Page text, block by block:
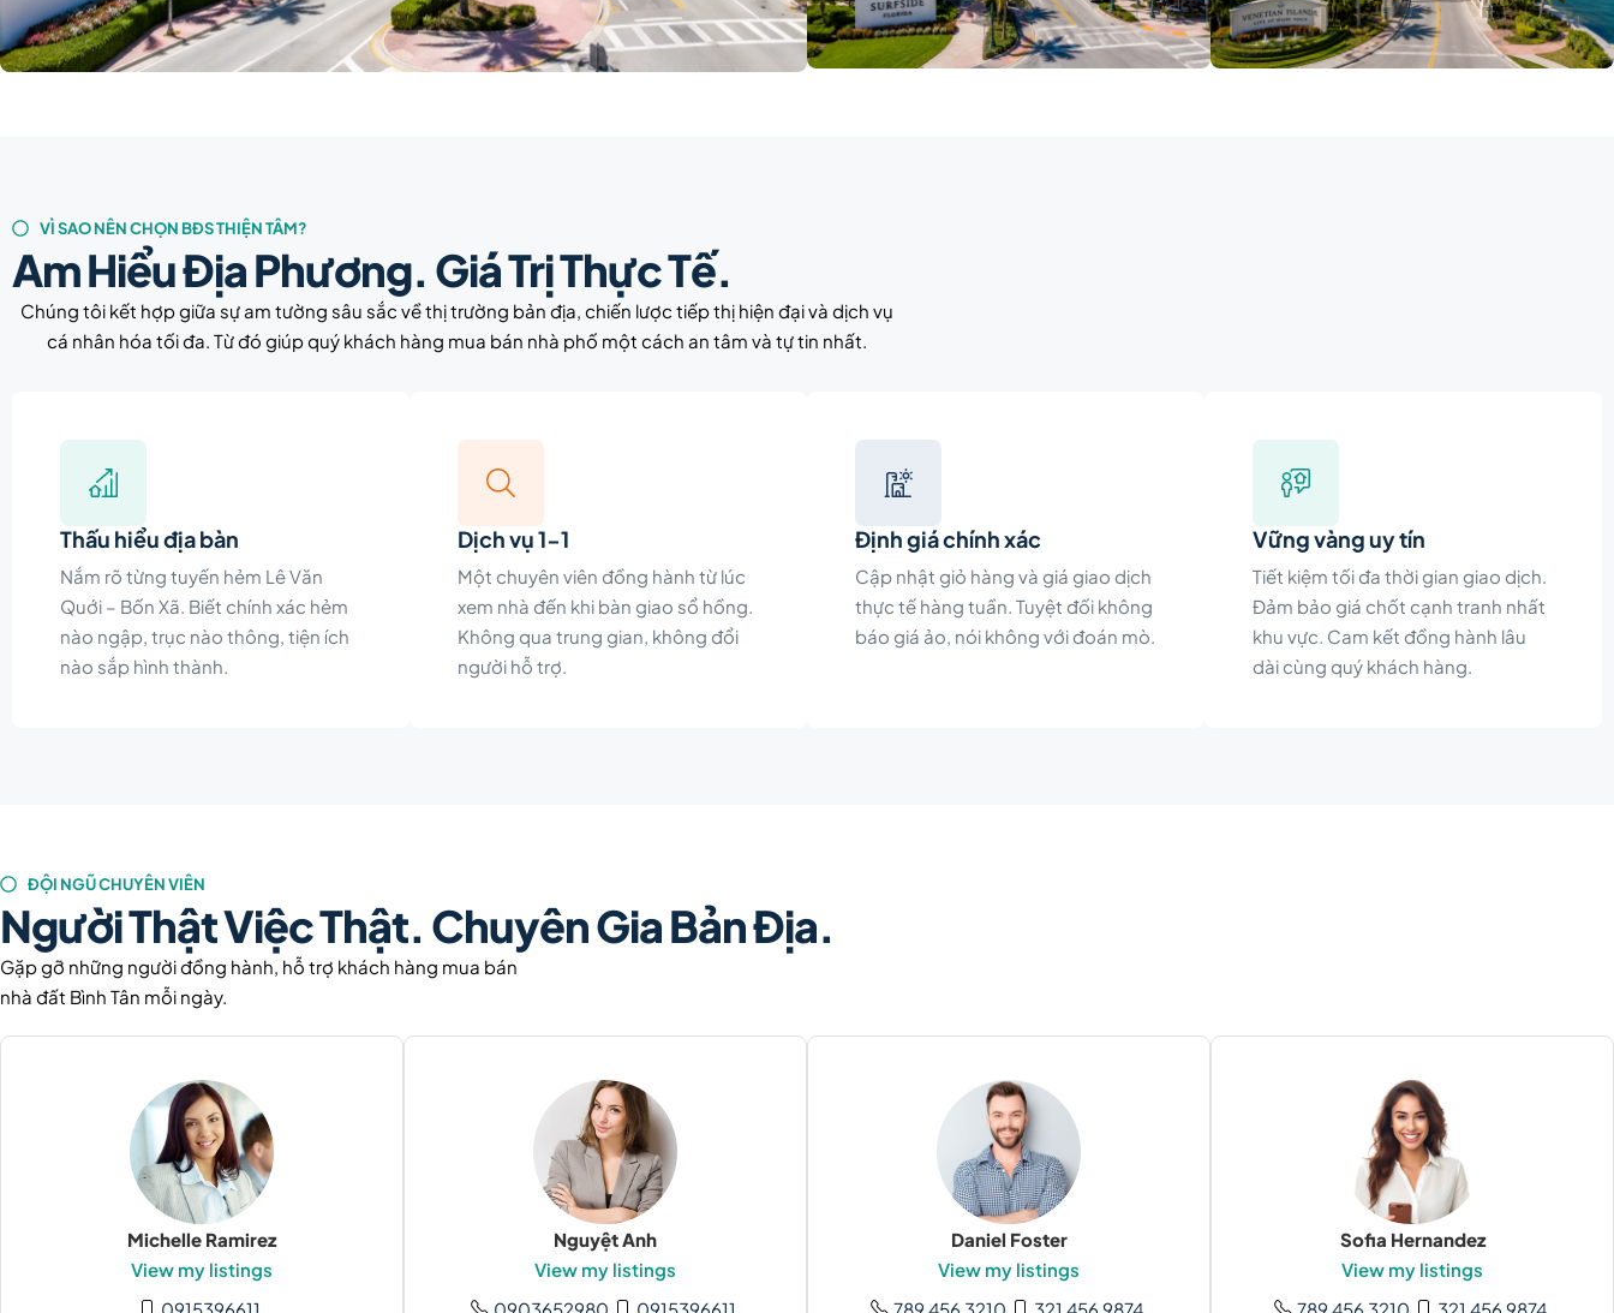
VÌ SAO NÊN CHỌN BĐS THIỆN TÂM?
Am Hiểu Địa Phương. Giá Trị Thực Tế.
Chúng tôi kết hợp giữa sự am tường sâu sắc về thị trường bản địa, chiến lược tiếp thị hiện đại và dịch vụ
cá nhân hóa tối đa. Từ đó giúp quý khách hàng mua bán nhà phố một cách an tâm và tự tin nhất.
Thấu hiểu địa bàn
Nắm rõ từng tuyến hẻm Lê Văn
Quới – Bốn Xã. Biết chính xác hẻm
nào ngập, trục nào thông, tiện ích
nào sắp hình thành.
Dịch vụ 1-1
Một chuyên viên đồng hành từ lúc
xem nhà đến khi bàn giao sổ hồng.
Không qua trung gian, không đổi
người hỗ trợ.
Định giá chính xác
Cập nhật giỏ hàng và giá giao dịch
thực tế hàng tuần. Tuyệt đối không
báo giá ảo, nói không với đoán mò.
Vững vàng uy tín
Tiết kiệm tối đa thời gian giao dịch.
Đảm bảo giá chốt cạnh tranh nhất
khu vực. Cam kết đồng hành lâu
dài cùng quý khách hàng.
ĐỘI NGŨ CHUYÊN VIÊN
Người Thật Việc Thật. Chuyên Gia Bản Địa.
Gặp gỡ những người đồng hành, hỗ trợ khách hàng mua bán
nhà đất Bình Tân mỗi ngày.
Michelle Ramirez
View my listings
Nguyệt Anh
View my listings
Daniel Foster
View my listings
Sofia Hernandez
View my listings